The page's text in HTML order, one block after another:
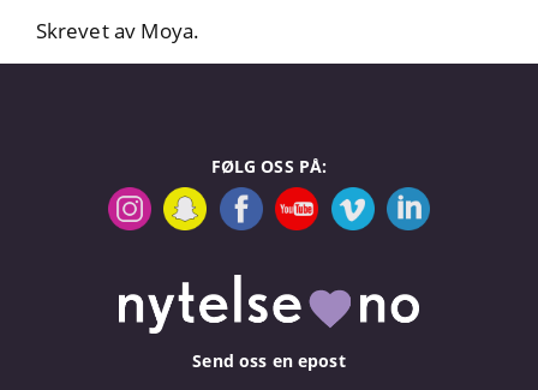
Skrevet av Moya.
FØLG OSS PÅ:
Send oss en epost